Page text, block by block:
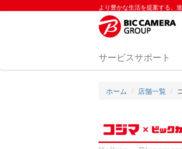
より豊かな生活を提案する、
サービスサポート
ホーム 店舗一覧